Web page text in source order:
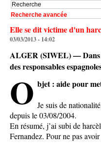
Recherche avancée
Elle se dit victime d'un
03/03/2013 - 14:02
ALGER (SIWEL) — Dans
des responsables
O bjet : aide pour
Je suis de
depuis le 03/08/2004.
En résumé, j’ai subi de
Fernandez. Pour ne pas